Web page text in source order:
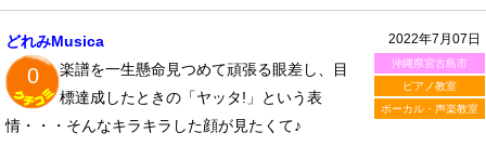
2022年7月07日
沖縄県宮古島市
ピアノ教室
ボーカル・声楽教室
どれみMusica
0
楽譜を一生懸命見つめて頑張る眼差し、目
標達成したときの「ヤッタ!」という表
情・・・そんなキラキラした顔が見たくて♪